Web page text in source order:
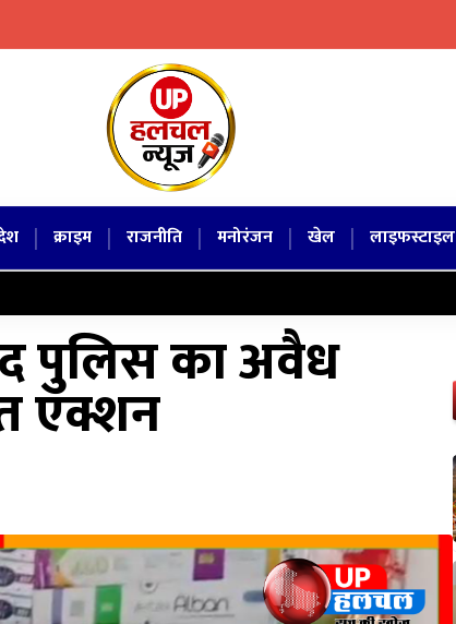
| क्राइम | राजनीति | मनोरंजन | खेल | लाइफस्टाइल
पुलिस का अवैध
एक्शन